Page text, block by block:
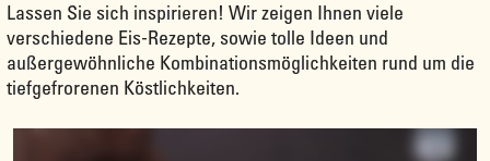
Lassen Sie sich inspirieren! Wir zeigen Ihnen viele
verschiedene Eis-Rezepte, sowie tolle Ideen und
außergewöhnliche Kombinationsmöglichkeiten rund um die
tiefgefrorenen Köstlichkeiten.